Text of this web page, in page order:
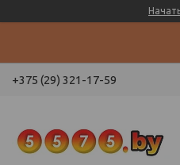
+375 (29) 321-17-59